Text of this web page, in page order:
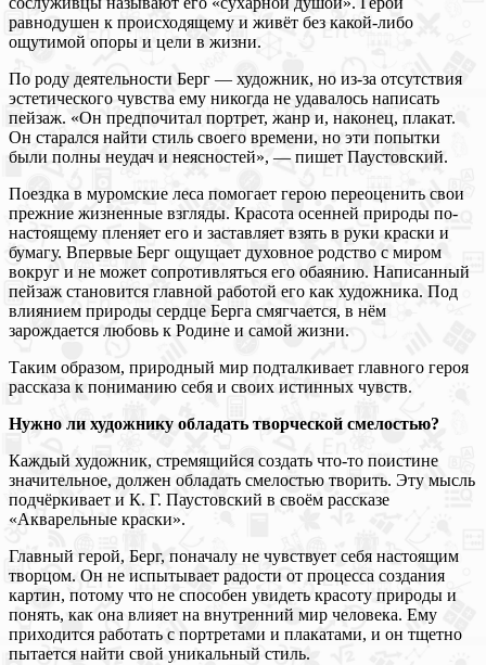
равнодушен к происходящему и живёт без какой-либо
ощутимой опоры и цели в жизни.
По роду деятельности Берг — художник, но из-за отсутствия
эстетического чувства ему никогда не удавалось написать
пейзаж. «Он предпочитал портрет, жанр и, наконец, плакат.
Он старался найти стиль своего времени, но эти попытки
были полны неудач и неясностей», — пишет Паустовский.
Поездка в муромские леса помогает герою переоценить свои
прежние жизненные взгляды. Красота осенней природы по-
настоящему пленяет его и заставляет взять в руки краски и
бумагу. Впервые Берг ощущает духовное родство с миром
вокруг и не может сопротивляться его обаянию. Написанный
пейзаж становится главной работой его как художника. Под
влиянием природы сердце Берга смягчается, в нём
зарождается любовь к Родине и самой жизни.
Таким образом, природный мир подталкивает главного героя
рассказа к пониманию себя и своих истинных чувств.
Нужно ли художнику обладать творческой смелостью?
Каждый художник, стремящийся создать что-то поистине
значительное, должен обладать смелостью творить. Эту мысль
подчёркивает и К. Г. Паустовский в своём рассказе
«Акварельные краски».
Главный герой, Берг, поначалу не чувствует себя настоящим
творцом. Он не испытывает радости от процесса создания
картин, потому что не способен увидеть красоту природы и
понять, как она влияет на внутренний мир человека. Ему
приходится работать с портретами и плакатами, и он тщетно
пытается найти свой уникальный стиль.